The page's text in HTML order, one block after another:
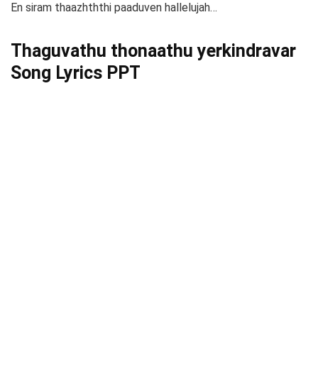
En siram thaazhththi paaduven hallelujah…
Thaguvathu thonaathu yerkindravar
Song Lyrics PPT